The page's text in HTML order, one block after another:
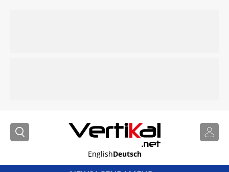
EnglishDeutsch